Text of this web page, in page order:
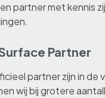
partner met kennis
Partner
partner zijn in de
wij bij grotere